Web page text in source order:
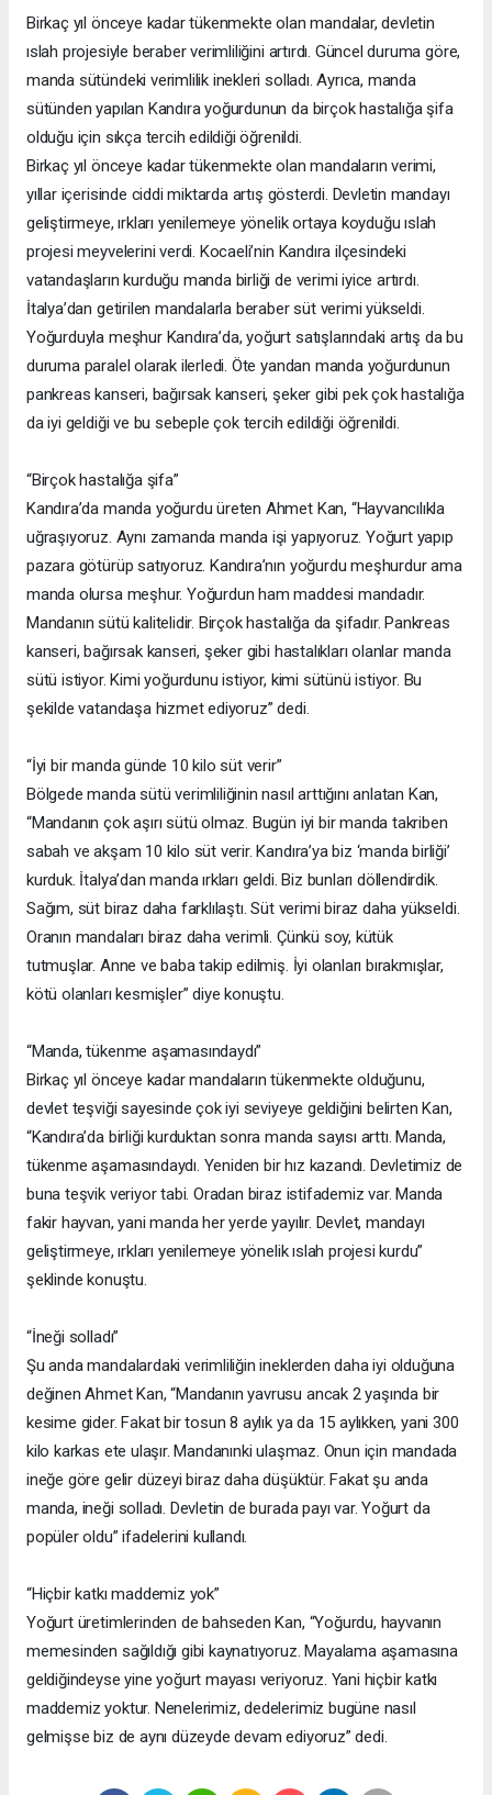
Birkaç yıl önceye kadar tükenmekte olan mandalar, devletin
ıslah projesiyle beraber verimliliğini artırdı. Güncel duruma göre,
manda sütündeki verimlilik inekleri solladı. Ayrıca, manda
sütünden yapılan Kandıra yoğurdunun da birçok hastalığa şifa
olduğu için sıkça tercih edildiği öğrenildi.
Birkaç yıl önceye kadar tükenmekte olan mandaların verimi,
yıllar içerisinde ciddi miktarda artış gösterdi. Devletin mandayı
geliştirmeye, ırkları yenilemeye yönelik ortaya koyduğu ıslah
projesi meyvelerini verdi. Kocaeli’nin Kandıra ilçesindeki
vatandaşların kurduğu manda birliği de verimi iyice artırdı.
İtalya’dan getirilen mandalarla beraber süt verimi yükseldi.
Yoğurduyla meşhur Kandıra’da, yoğurt satışlarındaki artış da bu
duruma paralel olarak ilerledi. Öte yandan manda yoğurdunun
pankreas kanseri, bağırsak kanseri, şeker gibi pek çok hastalığa
da iyi geldiği ve bu sebeple çok tercih edildiği öğrenildi.
“Birçok hastalığa şifa”
Kandıra’da manda yoğurdu üreten Ahmet Kan, “Hayvancılıkla
uğraşıyoruz. Aynı zamanda manda işi yapıyoruz. Yoğurt yapıp
pazara götürüp satıyoruz. Kandıra’nın yoğurdu meşhurdur ama
manda olursa meşhur. Yoğurdun ham maddesi mandadır.
Mandanın sütü kalitelidir. Birçok hastalığa da şifadır. Pankreas
kanseri, bağırsak kanseri, şeker gibi hastalıkları olanlar manda
sütü istiyor. Kimi yoğurdunu istiyor, kimi sütünü istiyor. Bu
şekilde vatandaşa hizmet ediyoruz” dedi.
“İyi bir manda günde 10 kilo süt verir”
Bölgede manda sütü verimliliğinin nasıl arttığını anlatan Kan,
“Mandanın çok aşırı sütü olmaz. Bugün iyi bir manda takriben
sabah ve akşam 10 kilo süt verir. Kandıra’ya biz ‘manda birliği’
kurduk. İtalya’dan manda ırkları geldi. Biz bunları döllendirdik.
Sağım, süt biraz daha farklılaştı. Süt verimi biraz daha yükseldi.
Oranın mandaları biraz daha verimli. Çünkü soy, kütük
tutmuşlar. Anne ve baba takip edilmiş. İyi olanları bırakmışlar,
kötü olanları kesmişler” diye konuştu.
“Manda, tükenme aşamasındaydı”
Birkaç yıl önceye kadar mandaların tükenmekte olduğunu,
devlet teşviği sayesinde çok iyi seviyeye geldiğini belirten Kan,
“Kandıra’da birliği kurduktan sonra manda sayısı arttı. Manda,
tükenme aşamasındaydı. Yeniden bir hız kazandı. Devletimiz de
buna teşvik veriyor tabi. Oradan biraz istifademiz var. Manda
fakir hayvan, yani manda her yerde yayılır. Devlet, mandayı
geliştirmeye, ırkları yenilemeye yönelik ıslah projesi kurdu”
şeklinde konuştu.
“İneği solladı”
Şu anda mandalardaki verimliliğin ineklerden daha iyi olduğuna
değinen Ahmet Kan, “Mandanın yavrusu ancak 2 yaşında bir
kesime gider. Fakat bir tosun 8 aylık ya da 15 aylıkken, yani 300
kilo karkas ete ulaşır. Mandanınki ulaşmaz. Onun için mandada
ineğe göre gelir düzeyi biraz daha düşüktür. Fakat şu anda
manda, ineği solladı. Devletin de burada payı var. Yoğurt da
popüler oldu” ifadelerini kullandı.
“Hiçbir katkı maddemiz yok”
Yoğurt üretimlerinden de bahseden Kan, “Yoğurdu, hayvanın
memesinden sağıldığı gibi kaynatıyoruz. Mayalama aşamasına
geldiğindeyse yine yoğurt mayası veriyoruz. Yani hiçbir katkı
maddemiz yoktur. Nenelerimiz, dedelerimiz bugüne nasıl
gelmişse biz de aynı düzeyde devam ediyoruz” dedi.